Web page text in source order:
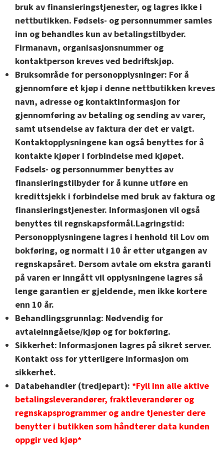
bruk av finansieringstjenester, og lagres ikke i
nettbutikken. Fødsels- og personnummer samles
inn og behandles kun av betalingstilbyder.
Firmanavn, organisasjonsnummer og
kontaktperson kreves ved bedriftskjøp.
Bruksområde for personopplysninger: For å
gjennomføre et kjøp i denne nettbutikken kreves
navn, adresse og kontaktinformasjon for
gjennomføring av betaling og sending av varer,
samt utsendelse av faktura der det er valgt.
Kontaktopplysningene kan også benyttes for å
kontakte kjøper i forbindelse med kjøpet.
Fødsels- og personnummer benyttes av
finansieringstilbyder for å kunne utføre en
kredittsjekk i forbindelse med bruk av faktura og
finansieringstjenester. Informasjonen vil også
benyttes til regnskapsformål.Lagringstid:
Personopplysningene lagres i henhold til Lov om
bokføring, og normalt i 10 år etter utgangen av
regnskapsåret. Dersom avtale om ekstra garanti
på varen er inngått vil opplysningene lagres så
lenge garantien er gjeldende, men ikke kortere
enn 10 år.
Behandlingsgrunnlag: Nødvendig for
avtaleinngåelse/kjøp og for bokføring.
Sikkerhet: Informasjonen lagres på sikret server.
Kontakt oss for ytterligere informasjon om
sikkerhet.
Databehandler (tredjepart): *Fyll inn alle aktive
betalingsleverandører, fraktleverandører og
regnskapsprogrammer og andre tjenester dere
benytter i butikken som håndterer data kunden
oppgir ved kjøp*